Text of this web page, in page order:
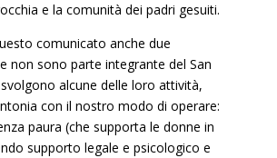
e la comunità dei padri gesuiti.
comunicato anche due
non sono parte integrante del San
alcune delle loro attività,
con il nostro modo di operare:
paura (che supporta le donne in
supporto legale e psicologico e